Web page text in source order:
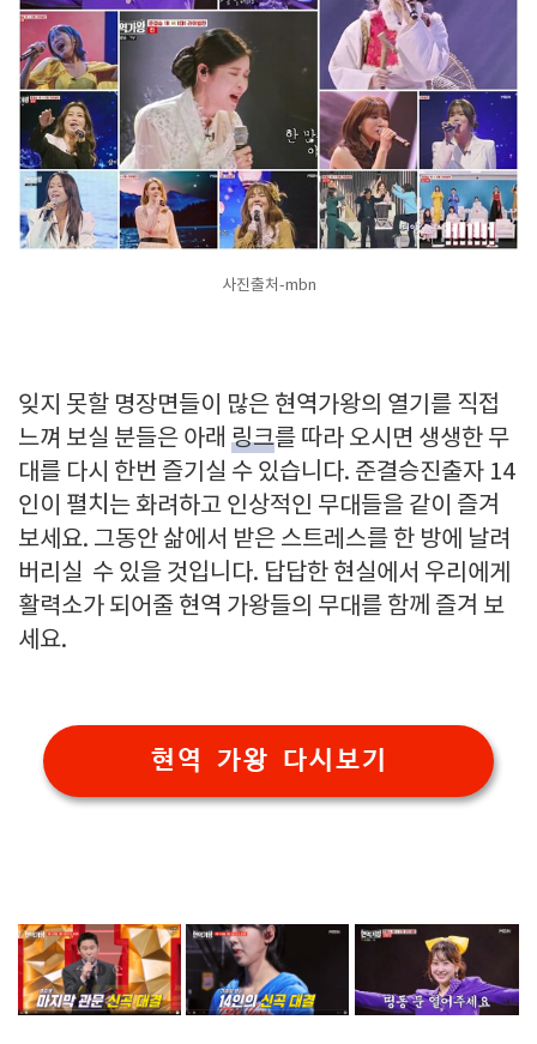
사진출처-mbn
잊지 못할 명장면들이 많은 현역가왕의 열기를 직접
느껴 보실 분들은 아래 링크를 따라 오시면 생생한 무
대를 다시 한번 즐기실 수 있습니다. 준결승진출자 14
인이 펼치는 화려하고 인상적인 무대들을 같이 즐겨
보세요. 그동안 삶에서 받은 스트레스를 한 방에 날려
버리실 수 있을 것입니다. 답답한 현실에서 우리에게
활력소가 되어줄 현역 가왕들의 무대를 함께 즐겨 보
세요.
현역 가왕 다시보기